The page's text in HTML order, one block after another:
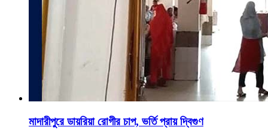
মাদারীপুরে ডায়রিয়া রোগীর চাপ, ভর্তি প্রায় দ্বিগুণ